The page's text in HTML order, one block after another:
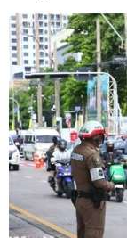
Cậu bé
Một cậu bé